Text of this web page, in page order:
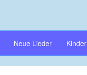
Neue Lieder Kinder